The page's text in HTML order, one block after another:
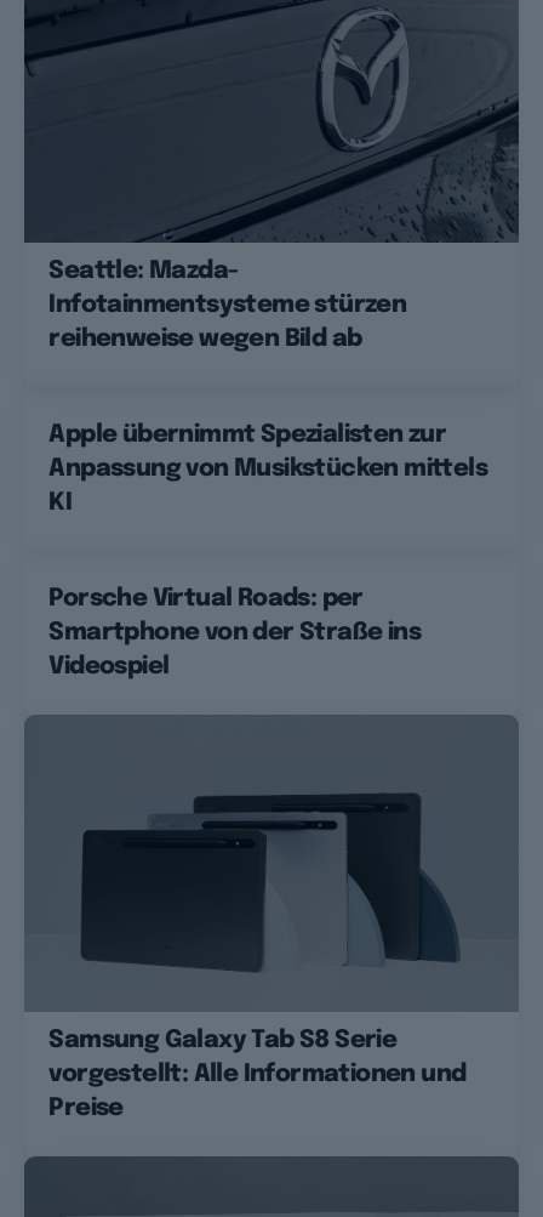
Seattle: Mazda-
Infotainmentsysteme stürzen
reihenweise wegen Bild ab
Apple übernimmt Spezialisten zur
Anpassung von Musikstücken mittels
KI
Porsche Virtual Roads: per
Smartphone von der Straße ins
Videospiel
Samsung Galaxy Tab S8 Serie
vorgestellt: Alle Informationen und
Preise